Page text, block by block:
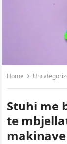
Home
Stuhi me
te
makinave